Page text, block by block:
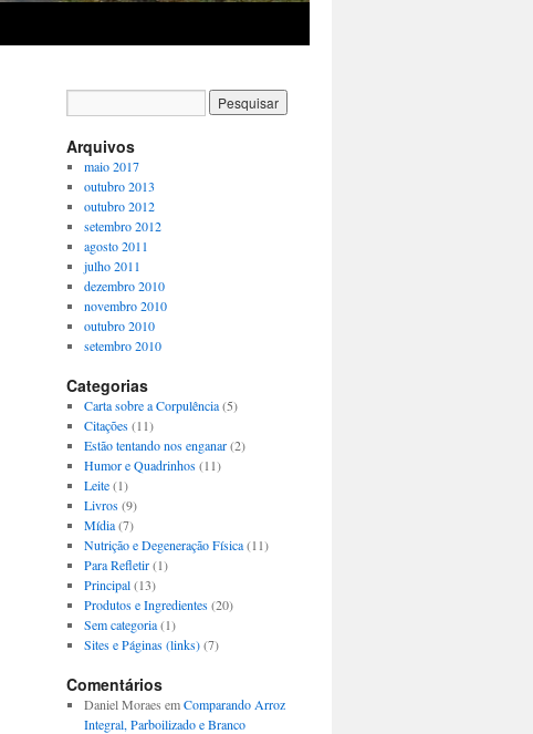
Arquivos
maio 2017
outubro 2013
outubro 2012
setembro 2012
agosto 2011
julho 2011
dezembro 2010
novembro 2010
outubro 2010
setembro 2010
Categorias
Carta sobre a Corpulência(5)
Citações(11)
Estão tentando nos enganar(2)
Humor e Quadrinhos(11)
Leite(1)
Livros(9)
Mídia(7)
Nutrição e Degeneração Física(11)
Para Refletir(1)
Principal(13)
Produtos e Ingredientes(20)
Sem categoria(1)
Sites e Páginas (links)(7)
Comentários
Daniel Moraes emComparando Arroz
Integral, Parboilizado e Branco